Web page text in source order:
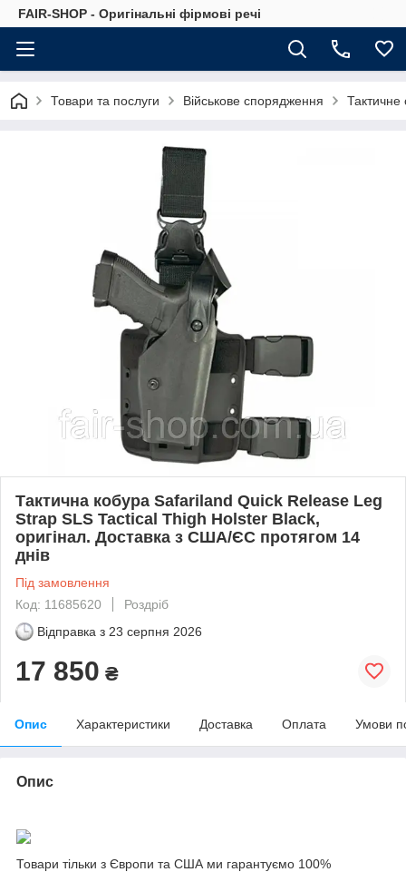
FAIR-SHOP - Оригінальні фірмові речі
Товари та послуги Військове спорядження
Тактична кобура Safariland Quick Release Leg
Strap SLS Tactical Thigh Holster Black,
оригінал. Доставка з США/ЄС протягом 14
днів
Під замовлення
Код: 11685620
Роздріб
Відправка з 23 серпня 2026
17 850 ₴
Опис Характеристики Доставка Оплата Умови
Опис
Товари тільки з Європи та США ми гарантуємо 100%